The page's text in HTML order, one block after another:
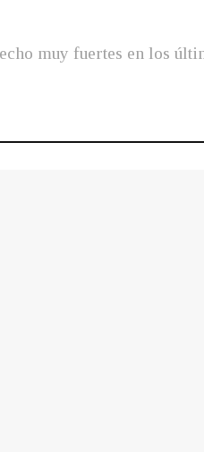
muy fuertes en los